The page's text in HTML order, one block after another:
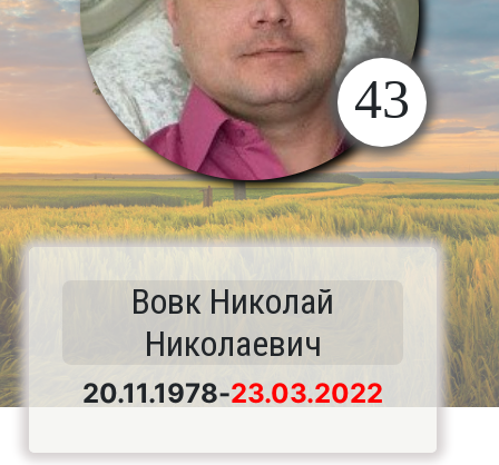
43
Вовк Николай
Николаевич
20.11.1978-23.03.2022